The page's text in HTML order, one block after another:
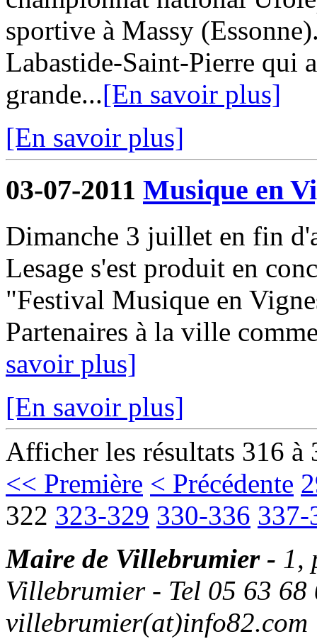
sportive à Massy
Labastide-Saint-Pierre qui
grande...[En savoir plus]
[En savoir plus]
03-07-2011 Musique en
Dimanche 3 juillet en fin
Lesage s'est produit en
"Festival Musique en
Partenaires à la ville
savoir plus]
[En savoir plus]
Afficher les résultats 316 à
<< Première < Précédente
322 323-329 330-336 337-
Maire de Villebrumier - 1,
Villebrumier - Tel 05 63
villebrumier(at)info82.com